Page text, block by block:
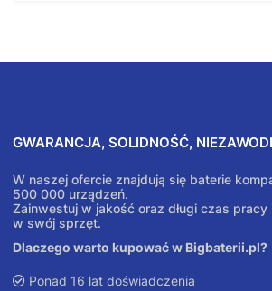
GWARANCJA, SOLIDNOŚĆ,
W naszej ofercie znajdują się baterie
500 000 urządzeń.
Zainwestuj w jakość oraz długi czas
w swój sprzęt.
Dlaczego warto kupować w Bigbaterii.pl?
Ponad 16 lat doświadczenia